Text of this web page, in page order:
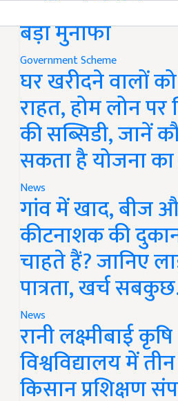
बड़ा मुनाफा
Government Scheme
घर खरीदने वालों
राहत, होम लोन पर
की सब्सिडी, जानें
सकता है योजना
News
गांव में खाद, बीज
कीटनाशक की
चाहते हैं? जानिए
पात्रता, खर्च
News
रानी लक्ष्मीबाई कृषि
विश्वविद्यालय में
किसान प्रशिक्षण